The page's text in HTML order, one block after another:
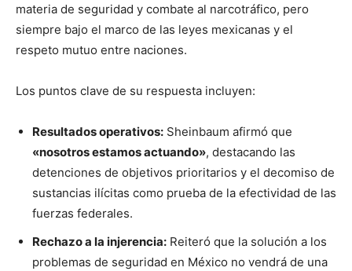
materia de seguridad y combate al narcotráfico, pero
siempre bajo el marco de las leyes mexicanas y el
respeto mutuo entre naciones.
Los puntos clave de su respuesta incluyen:
Resultados operativos: Sheinbaum afirmó que
«nosotros estamos actuando», destacando las
detenciones de objetivos prioritarios y el decomiso de
sustancias ilícitas como prueba de la efectividad de las
fuerzas federales.
Rechazo a la injerencia: Reiteró que la solución a los
problemas de seguridad en México no vendrá de una